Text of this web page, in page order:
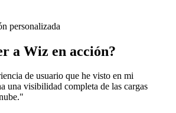
personalizada
a Wiz en acción?
de usuario que he visto en mi
una visibilidad completa de las cargas